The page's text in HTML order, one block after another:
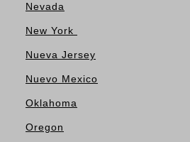
Nevada
New York
Nueva Jersey
Nuevo Mexico
Oklahoma
Oregon